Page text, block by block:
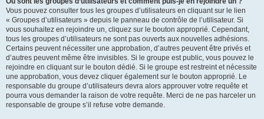
Vous pouvez consulter tous les groupes d’utilisateurs en cliquant sur le lien
« Groupes d’utilisateurs » depuis le panneau de contrôle de l’utilisateur. Si
vous souhaitez en rejoindre un, cliquez sur le bouton approprié. Cependant,
tous les groupes d’utilisateurs ne sont pas ouverts aux nouvelles adhésions.
Certains peuvent nécessiter une approbation, d’autres peuvent être privés et
d’autres peuvent même être invisibles. Si le groupe est public, vous pouvez le
rejoindre en cliquant sur le bouton dédié. Si le groupe est restreint et nécessite
une approbation, vous devez cliquer également sur le bouton approprié. Le
responsable du groupe d’utilisateurs devra alors approuver votre requête et
pourra vous demander la raison de votre requête. Merci de ne pas harceler un
responsable de groupe s’il refuse votre demande.